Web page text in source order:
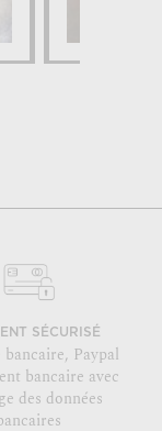
SÉCURISÉ
Paypal
bancaire avec
des données